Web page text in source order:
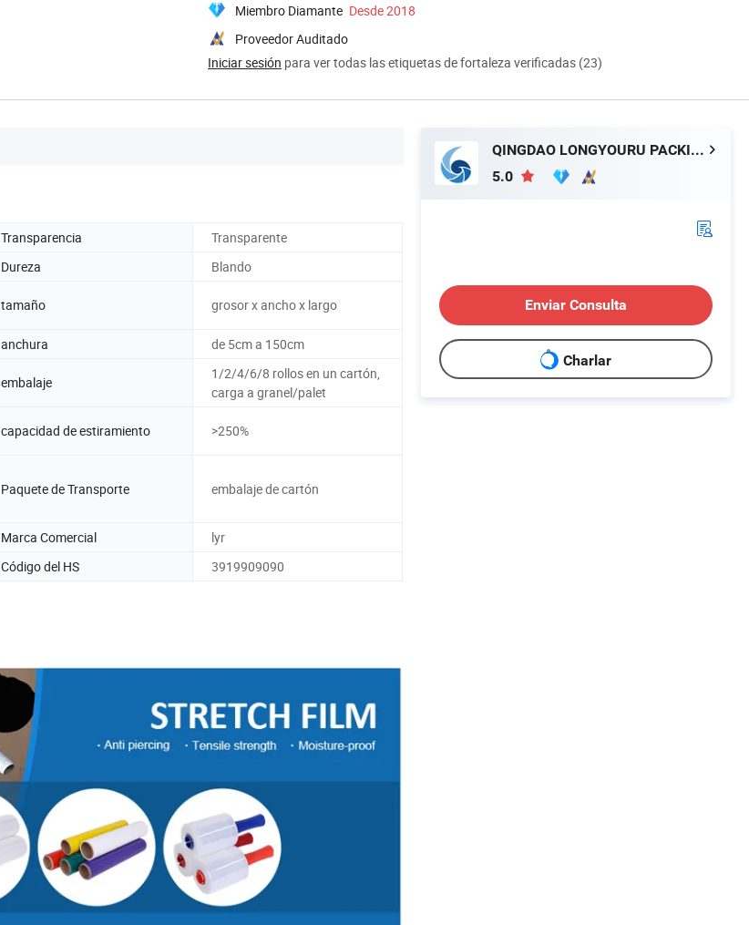
Miembro Diamante Desde 2018
Proveedor Auditado
Iniciar sesión para ver todas las etiquetas de fortaleza verificadas (23)
Transparencia
Transparente
Dureza Blando
tamaño grosor x ancho x largo
anchura de 5cm a 150cm
embalaje
1/2/4/6/8 rollos en un cartón,
carga a granel/palet
capacidad de estiramiento >250%
Paquete de Transporte embalaje de cartón
Marca Comercial
lyr
Código del HS
3919909090
QINGDAO LONGYOURU PACKING CO., LTD.
5.0
Enviar Consulta
Charlar